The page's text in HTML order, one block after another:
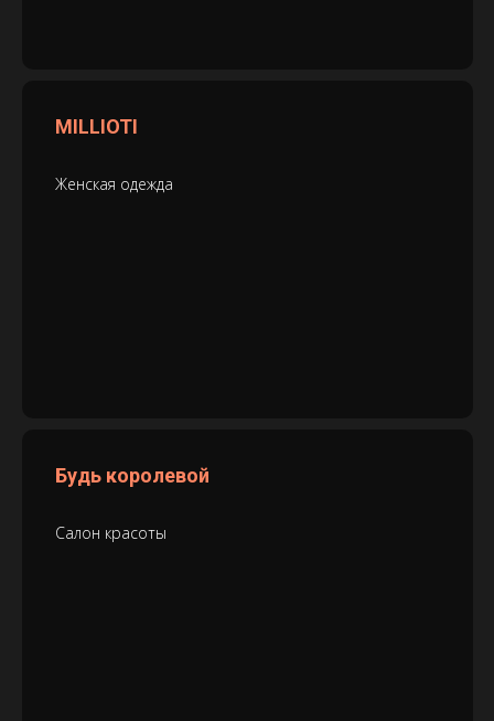
MILLIOTI
Женская одежда
Будь королевой
Салон красоты